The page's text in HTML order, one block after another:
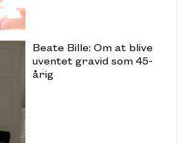
Beate Bille: Om at blive
uventet gravid som 45-
årig